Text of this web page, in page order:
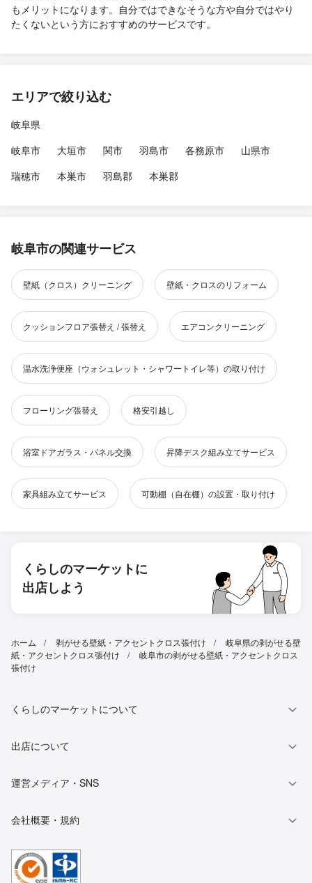
もメリットになります。自分ではできなそうな方や自分ではやり
たくないという方におすすめのサービスです。
エリアで絞り込む
岐阜県
岐阜市
大垣市 関市 羽島市 各務原市
山県市
瑞穂市
本巣市 羽島郡 本巣郡
岐阜市の関連サービス
壁紙（クロス）クリーニング 壁紙・クロスのリフォーム
クッションフロア張替え / 張替え エアコンクリーニング
温水洗浄便座（ウォシュレット・シャワートイレ等）の取り付け
フローリング張替え 格安引越し
浴室ドアガラス・パネル交換 昇降デスク組み立てサービス
家具組み立てサービス 可動棚（自在棚）の設置・取り付け
くらしのマーケットに
出店しよう
ホーム 剥がせる壁紙・アクセントクロス張付け
岐阜県の剥がせる壁
紙・アクセントクロス張付け
岐阜市の剥がせる壁紙・アクセントクロス
張付け
くらしのマーケットについて
出店について
運営メディア・SNS
会社概要・規約